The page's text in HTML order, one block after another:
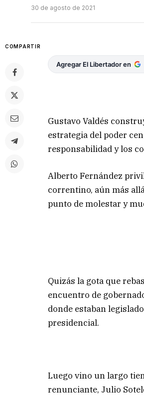
30 de agosto de 2021
COMPARTIR
Agregar El Libertador en
Gustavo Valdés
estrategia del poder
responsabilidad y los
Alberto Fernández
correntino, aún más
punto de molestar y
Quizás la gota que
encuentro de
donde estaban
presidencial.
Luego vino un largo
renunciante, Julio